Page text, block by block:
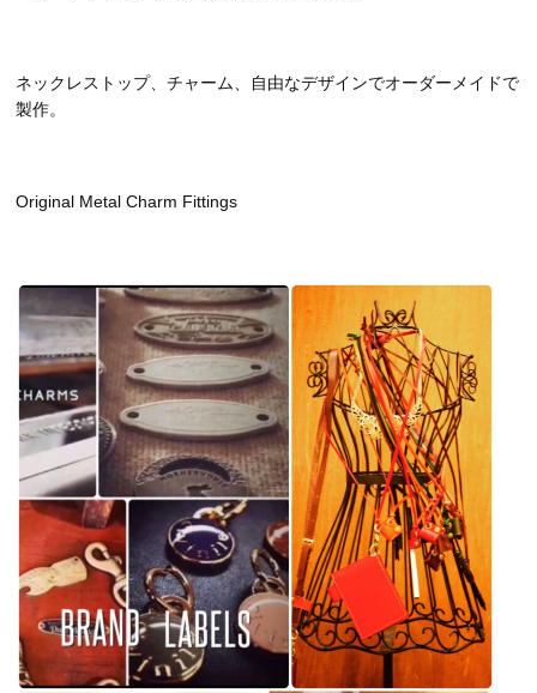
ネックレストップ、チャーム、自由なデザインでオーダーメイドで
製作。
Original Metal Charm Fittings